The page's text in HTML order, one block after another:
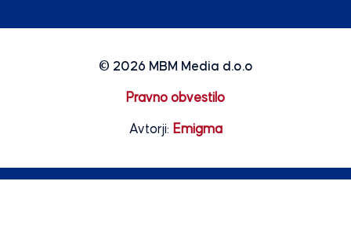
© 2026 MBM Media d.o.o
Pravno obvestilo
Avtorji: Emigma